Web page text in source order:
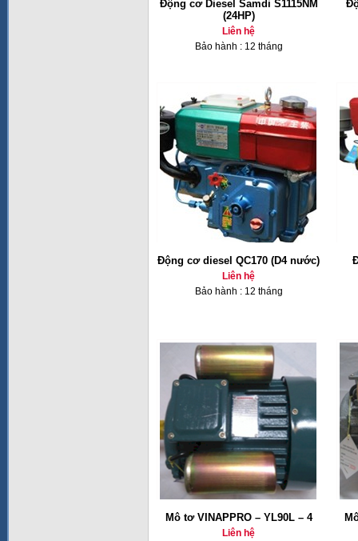
Động cơ Diesel Samdi S1115NM
(24HP)
Liên hệ
Bảo hành : 12 tháng
Động cơ diesel QC170 (D4 nước)
Liên hệ
Bảo hành : 12 tháng
Mô tơ VINAPPRO – YL90L – 4
Liên hệ